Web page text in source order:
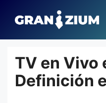
para
conteúdo
TV en Vivo
Definición